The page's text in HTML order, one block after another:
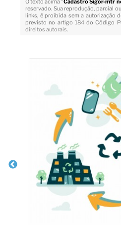
O texto acima "Cadastro Sigor-mtr
reservado. Sua reprodução, parcial
links, é proibida sem a autorização
previsto no artigo 184 do Código
direitos autorais.